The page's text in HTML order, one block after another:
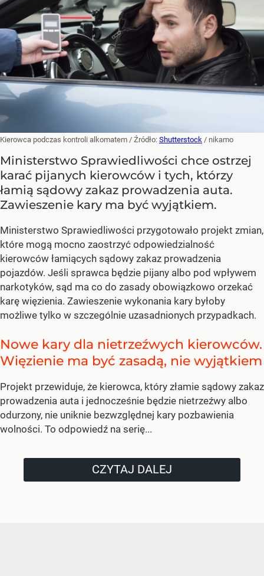
Kierowca podczas kontroli alkomatem / Źródło: Shutterstock / nikamo
Ministerstwo Sprawiedliwości chce ostrzej
karać pijanych kierowców i tych, którzy
łamią sądowy zakaz prowadzenia auta.
Zawieszenie kary ma być wyjątkiem.
Ministerstwo Sprawiedliwości przygotowało projekt zmian,
które mogą mocno zaostrzyć odpowiedzialność
kierowców łamiących sądowy zakaz prowadzenia
pojazdów. Jeśli sprawca będzie pijany albo pod wpływem
narkotyków, sąd ma co do zasady obowiązkowo orzekać
karę więzienia. Zawieszenie wykonania kary byłoby
możliwe tylko w szczególnie uzasadnionych przypadkach.
Nowe kary dla nietrzeźwych kierowców.
Więzienie ma być zasadą, nie wyjątkiem
Projekt przewiduje, że kierowca, który złamie sądowy zakaz
prowadzenia auta i jednocześnie będzie nietrzeźwy albo
odurzony, nie uniknie bezwzględnej kary pozbawienia
wolności. To odpowiedź na serię...
CZYTAJ DALEJ